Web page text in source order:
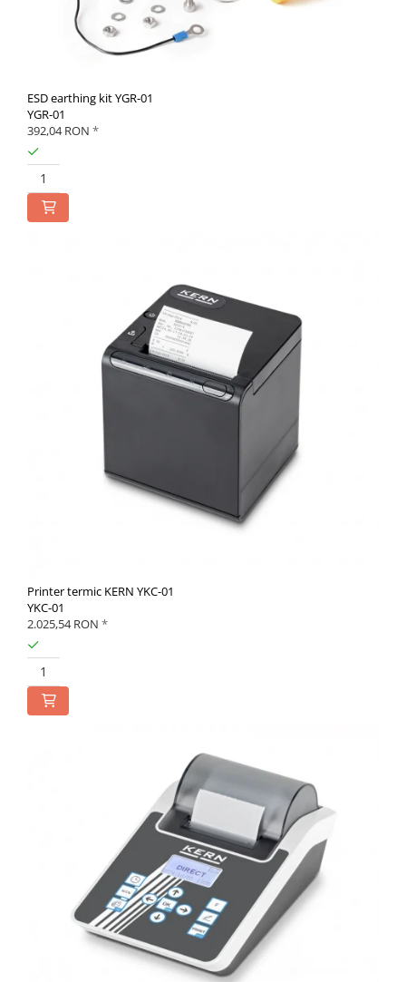
ESD earthing kit YGR-01
YGR-01
392,04 RON *
Printer termic KERN YKC-01
YKC-01
2.025,54 RON *